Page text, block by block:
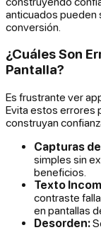
anticuados pueden
conversión.
¿Cuáles Son
Pantalla?
Es frustrante ver
Evita estos errores
construyan
Capturas
simples sin
beneficios.
Texto
contraste
en pantallas
Desorden: